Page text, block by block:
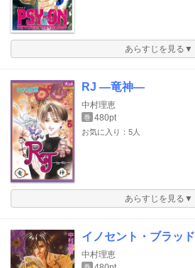
あらすじを見る▼
RJ ―竜神―
中村理恵
巻 480pt
お気に入り：5人
あらすじを見る▼
イノセント・ブラッド
中村理恵